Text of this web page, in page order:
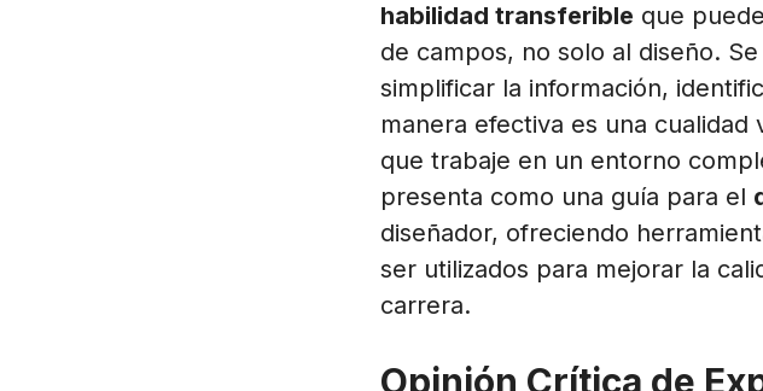
habilidad transferible que
de campos, no solo al diseño.
simplificar la información,
manera efectiva es una
que trabaje en un entorno
presenta como una guía para el
diseñador, ofreciendo
ser utilizados para mejorar la
carrera.
Opinión Crítica de